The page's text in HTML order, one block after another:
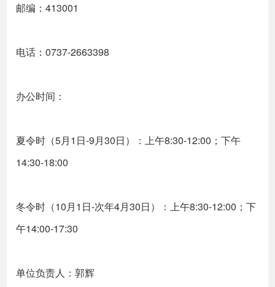
邮编：413001
电话：0737-2663398
办公时间：
夏令时（5月1日-9月30日）：上午8:30-12:00；下午
14:30-18:00
冬令时（10月1日-次年4月30日）：上午8:30-12:00；下
午14:00-17:30
单位负责人：郭辉